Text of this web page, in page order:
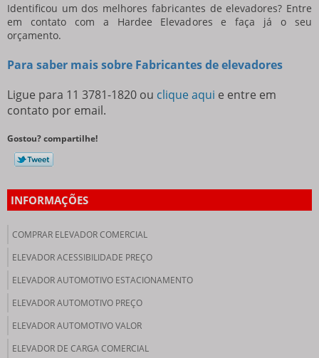
Identificou um dos melhores fabricantes de elevadores? Entre
em contato com a Hardee Elevadores e faça já o seu
orçamento.
Para saber mais sobre Fabricantes de elevadores
Ligue para 11 3781-1820 ou clique aqui e entre em
contato por email.
Gostou? compartilhe!
INFORMAÇÕES
COMPRAR ELEVADOR COMERCIAL
ELEVADOR ACESSIBILIDADE PREÇO
ELEVADOR AUTOMOTIVO ESTACIONAMENTO
ELEVADOR AUTOMOTIVO PREÇO
ELEVADOR AUTOMOTIVO VALOR
ELEVADOR DE CARGA COMERCIAL